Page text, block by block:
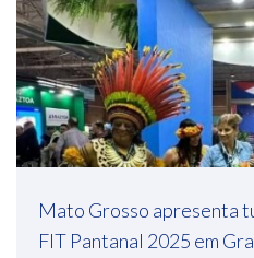
Mato Grosso apresenta
FIT Pantanal 2025 em